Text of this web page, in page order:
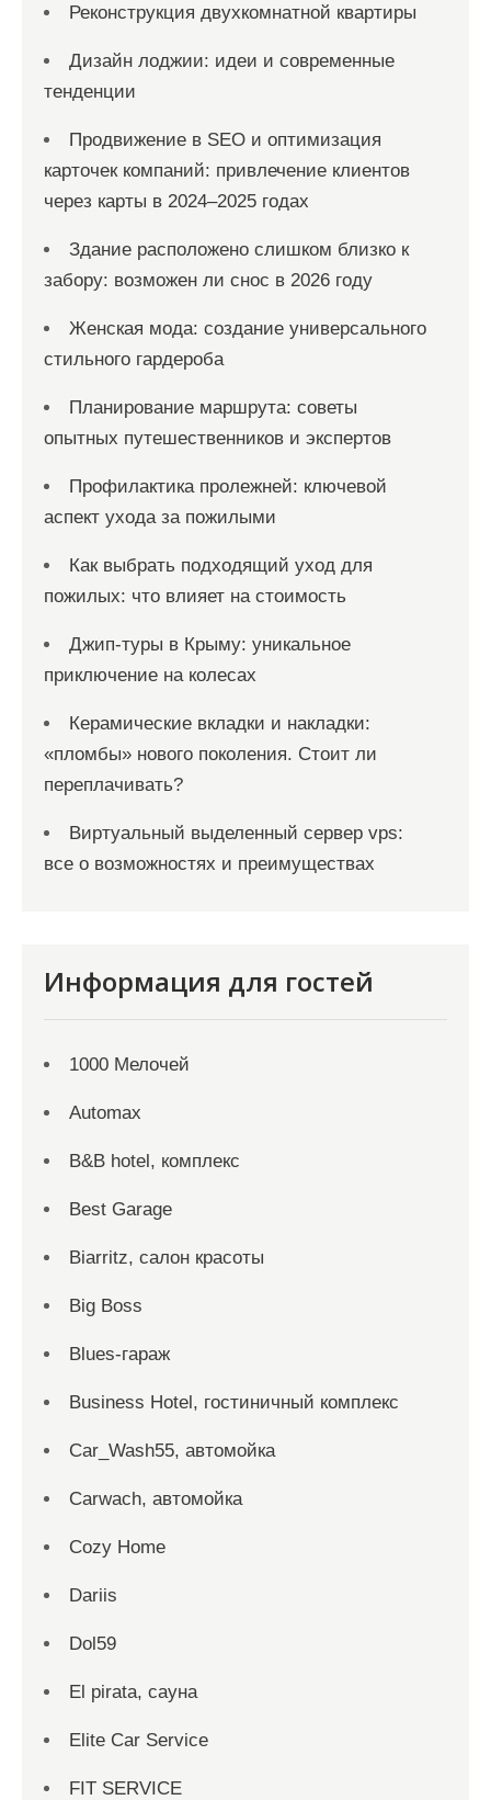
Реконструкция двухкомнатной квартиры
Дизайн лоджии: идеи и современные
тенденции
Продвижение в SEO и оптимизация
карточек компаний: привлечение клиентов
через карты в 2024–2025 годах
Здание расположено слишком близко к
забору: возможен ли снос в 2026 году
Женская мода: создание универсального
стильного гардероба
Планирование маршрута: советы
опытных путешественников и экспертов
Профилактика пролежней: ключевой
аспект ухода за пожилыми
Как выбрать подходящий уход для
пожилых: что влияет на стоимость
Джип-туры в Крыму: уникальное
приключение на колесах
Керамические вкладки и накладки:
«пломбы» нового поколения. Стоит ли
переплачивать?
Виртуальный выделенный сервер vps:
все о возможностях и преимуществах
Информация для гостей
1000 Мелочей
Automax
B&B hotel, комплекс
Best Garage
Biarritz, салон красоты
Big Boss
Blues-гараж
Business Hotel, гостиничный комплекс
Car_Wash55, автомойка
Carwach, автомойка
Cozy Home
Dariis
Dol59
El pirata, сауна
Elite Car Service
FIT SERVICE